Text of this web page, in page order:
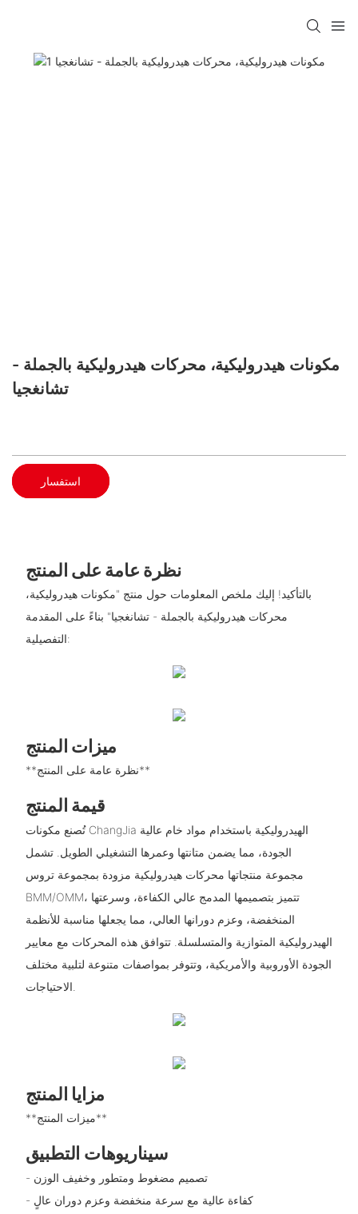
مكونات هيدروليكية، محركات هيدروليكية بالجملة -
تشانغجيا
استفسار
نظرة عامة على المنتج
بالتأكيد! إليك ملخص المعلومات حول منتج "مكونات هيدروليكية،
محركات هيدروليكية بالجملة - تشانغجيا" بناءً على المقدمة
التفصيلية:
ميزات المنتج
**نظرة عامة على المنتج**
قيمة المنتج
تُصنع مكونات ChangJia الهيدروليكية باستخدام مواد خام عالية
الجودة، مما يضمن متانتها وعمرها التشغيلي الطويل. تشمل
مجموعة منتجاتها محركات هيدروليكية مزودة بمجموعة تروس
BMM/OMM، تتميز بتصميمها المدمج عالي الكفاءة، وسرعتها
المنخفضة، وعزم دورانها العالي، مما يجعلها مناسبة للأنظمة
الهيدروليكية المتوازية والمتسلسلة. تتوافق هذه المحركات مع معايير
الجودة الأوروبية والأمريكية، وتتوفر بمواصفات متنوعة لتلبية مختلف
مزايا المنتج
**ميزات المنتج**
سيناريوهات التطبيق
- تصميم مضغوط ومتطور وخفيف الوزن
- كفاءة عالية مع سرعة منخفضة وعزم دوران عالٍ